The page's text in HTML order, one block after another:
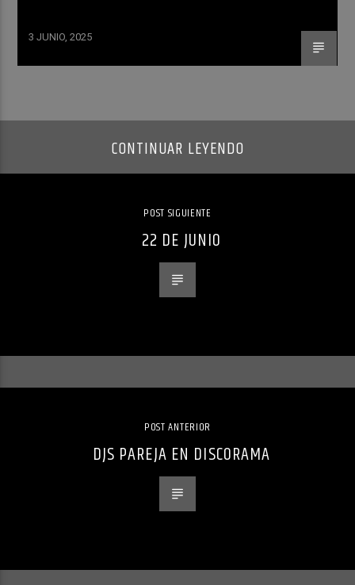
3 JUNIO, 2025
CONTINUAR LEYENDO
POST SIGUIENTE
22 DE JUNIO
POST ANTERIOR
DJS PAREJA EN DISCORAMA